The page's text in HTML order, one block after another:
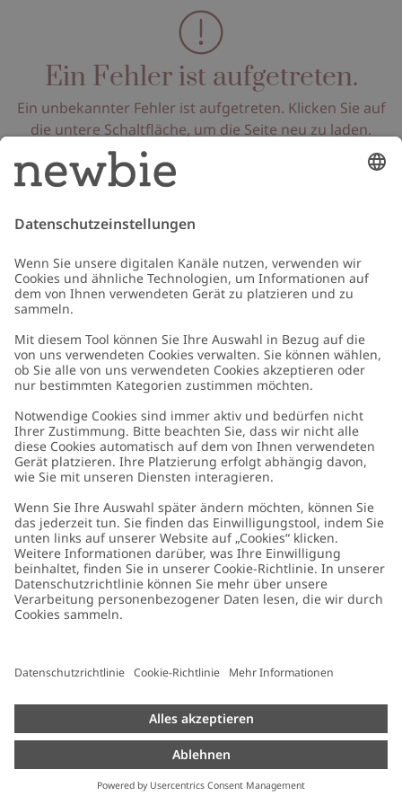
Ein Fehler ist aufgetreten.
Ein unbekannter Fehler ist aufgetreten. Klicken Sie auf
die untere Schaltfläche, um die Seite neu zu laden.
Seite neu laden